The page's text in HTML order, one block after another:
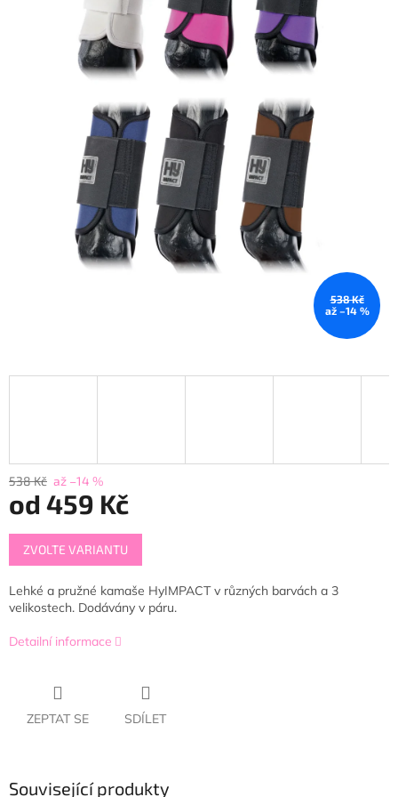
538 Kč
až –14 %
538 Kč až –14 %
od 459 Kč
Měrná
cena:
ZVOLTE VARIANTU
Lehké a pružné kamaše HyIMPACT v různých barvách a 3
velikostech. Dodávány v páru.
Detailní informace
ZEPTAT SE SDÍLET
Související produkty